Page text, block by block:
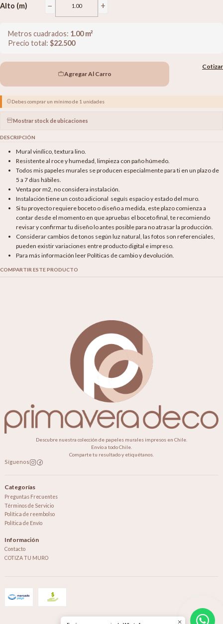
Alto (m) − +
Metros cuadrados: 1.00m²
Precio total: $22.500
Agregar Al Carro
Cotizar
Debes comprar un mínimo de 1 unidades
Mostrar stock de ubicaciones
DESCRIPCIÓN
Mural vinílico, textura lino.
Resistente al roce y humedad, limpieza con paño húmedo.
Todos mis papeles murales se producen especialmente para ti en un plazo de
5 a 7 días hábiles.
Venta por m2, no considera instalación.
Instalación tiene un costo adicional seguís espacio y estado del muro.
Si tu proyecto requiere boceto o diseño a medida, este plazo comienza a
contar desde el momento en que apruebas el boceto final, te recomiendo
revisar y confirmar tu diseño lo antes posible para no atrasar la producción.
Considerar cambios de tonos según luz natural, las fotos son referenciales,
pueden existir variaciones entre producto digital e impreso.
Para más información leer Políticas de cambio y devolución.
COMPARTIR ESTE PRODUCTO
Descubre nuestra colección de papeles murales impresos en Chile.
Envío a todo Chile.
Comparte tu resultado y etiquétanos.
Síguenos
Categorías
Preguntas Frecuentes
Términos de Servicio
Política de reembolso
Política de Envío
Información
Contacto
COTIZA TU MURO